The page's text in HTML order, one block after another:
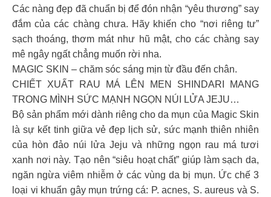
Các nàng đẹp đã chuẩn bị để đón nhận “yêu thương” say
đắm của các chàng chưa. Hãy khiến cho “nơi riêng tư”
sạch thoáng, thơm mát như hũ mật, cho các chàng say
mê ngây ngất chẳng muốn rời nha.
MAGIC SKIN – chăm sóc sáng mịn từ đầu đến chân.
CHIẾT XUẤT RAU MÁ LÊN MEN SHINDARI MANG
TRONG MÌNH SỨC MẠNH NGỌN NÚI LỬA JEJU…
Bộ sản phẩm mới dành riêng cho da mụn của Magic Skin
là sự kết tinh giữa vẻ đẹp lịch sử, sức mạnh thiên nhiên
của hòn đảo núi lửa Jeju và những ngọn rau má tươi
xanh nơi này. Tạo nên “siêu hoạt chất” giúp làm sạch da,
ngăn ngừa viêm nhiễm ở các vùng da bị mụn. Ức chế 3
loại vi khuẩn gây mụn trứng cá: P. acnes, S. aureus và S.